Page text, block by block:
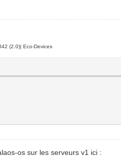
(2.0)| Eco-Devices
os sur les serveurs v1 ici :